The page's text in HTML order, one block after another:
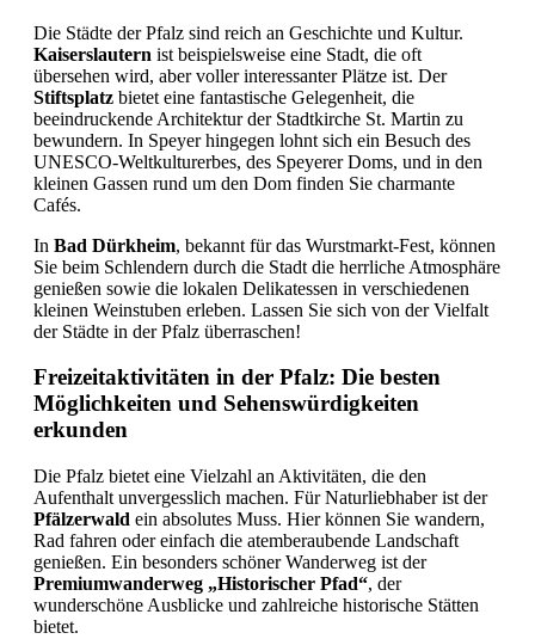
Die Städte der Pfalz sind reich an Geschichte und Kultur.
Kaiserslautern ist beispielsweise eine Stadt, die oft
übersehen wird, aber voller interessanter Plätze ist. Der
Stiftsplatz bietet eine fantastische Gelegenheit, die
beeindruckende Architektur der Stadtkirche St. Martin zu
bewundern. In Speyer hingegen lohnt sich ein Besuch des
UNESCO-Weltkulturerbes, des Speyerer Doms, und in den
kleinen Gassen rund um den Dom finden Sie charmante
Cafés.
In Bad Dürkheim, bekannt für das Wurstmarkt-Fest, können
Sie beim Schlendern durch die Stadt die herrliche Atmosphäre
genießen sowie die lokalen Delikatessen in verschiedenen
kleinen Weinstuben erleben. Lassen Sie sich von der Vielfalt
der Städte in der Pfalz überraschen!
Freizeitaktivitäten in der Pfalz: Die besten
Möglichkeiten und Sehenswürdigkeiten
erkunden
Die Pfalz bietet eine Vielzahl an Aktivitäten, die den
Aufenthalt unvergesslich machen. Für Naturliebhaber ist der
Pfälzerwald ein absolutes Muss. Hier können Sie wandern,
Rad fahren oder einfach die atemberaubende Landschaft
genießen. Ein besonders schöner Wanderweg ist der
Premiumwanderweg „Historischer Pfad“, der
wunderschöne Ausblicke und zahlreiche historische Stätten
bietet.